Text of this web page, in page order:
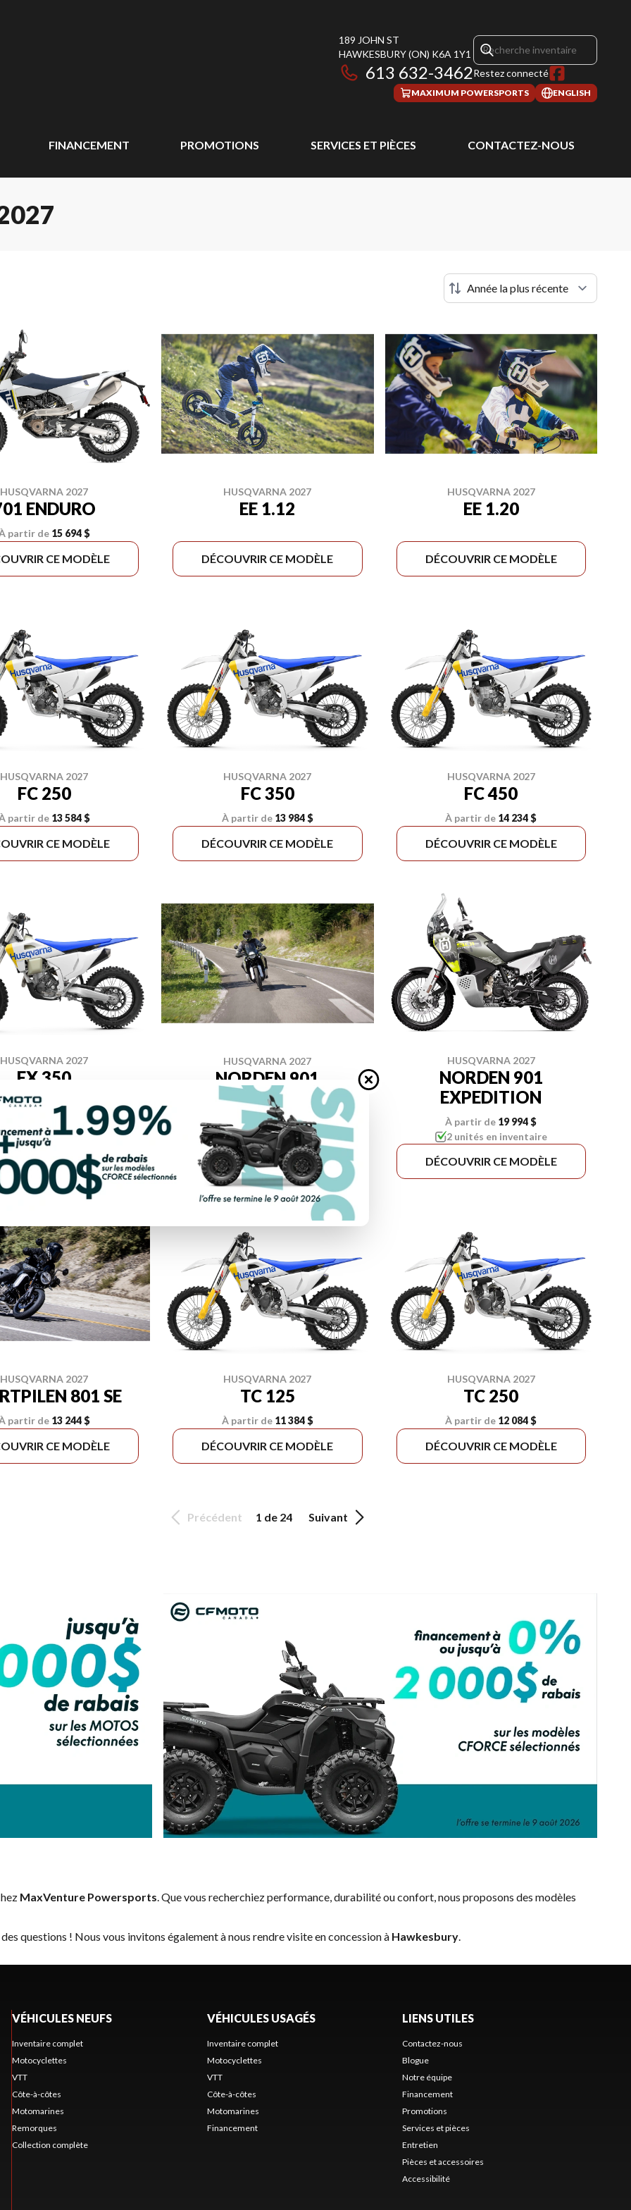
189 JOHN ST
HAWKESBURY(ON) K6A 1Y1
613 632-3462Restez connecté
MAXIMUM POWERSPORTS ENGLISH
FINANCEMENT PROMOTIONS SERVICES ET PIÈCES CONTACTEZ-NOUS
HUSQVARNA 2027
ENDURO
partir de 15 694 $
CE MODÈLE
HUSQVARNA 2027
EE 1.12
DÉCOUVRIR CE MODÈLE
HUSQVARNA 2027
EE 1.20
DÉCOUVRIR CE MODÈLE
HUSQVARNA 2027
FC 250
partir de 13 584 $
CE MODÈLE
HUSQVARNA 2027
FC 350
À partir de 13 984 $
DÉCOUVRIR CE MODÈLE
HUSQVARNA 2027
FC 450
À partir de 14 234 $
DÉCOUVRIR CE MODÈLE
HUSQVARNA 2027
FX 350
partir de
CE MODÈLE
HUSQVARNA 2027
NORDEN 901
À partir de18 144 $
1 unités en inventaire
DÉCOUVRIR CE MODÈLE
HUSQVARNA 2027
NORDEN 901
EXPEDITION
À partir de 19 994 $
2 unités en inventaire
DÉCOUVRIR CE MODÈLE
HUSQVARNA 2027
801 SE
partir de 13 244 $
CE MODÈLE
HUSQVARNA 2027
TC 125
À partir de 11 384 $
DÉCOUVRIR CE MODÈLE
HUSQVARNA 2027
TC 250
À partir de 12 084 $
DÉCOUVRIR CE MODÈLE
Précédent 1 de 24 Suivant
MaxVenture Powersports. Que vous recherchiez performance, durabilité ou confort, nous proposons des modèles
questions ! Nous vous invitons également à nous rendre visite en concession à Hawkesbury.
VÉHICULES NEUFS
Inventaire complet
Motocyclettes
VTT
Côte-à-côtes
Motomarines
Remorques
Collection complète
VÉHICULES USAGÉS
Inventaire complet
Motocyclettes
VTT
Côte-à-côtes
Motomarines
Financement
LIENS UTILES
Contactez-nous
Blogue
Notre équipe
Financement
Promotions
Services et pièces
Entretien
Pièces et accessoires
Accessibilité